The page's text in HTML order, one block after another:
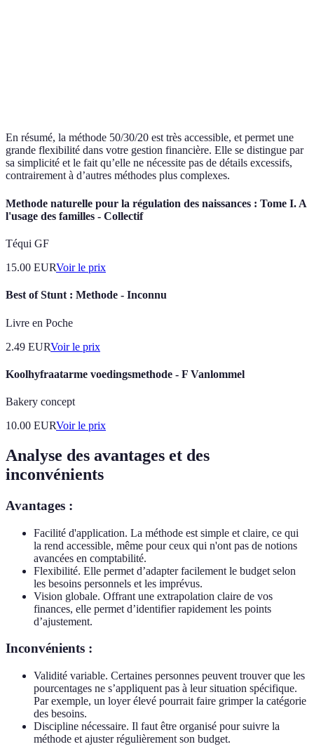
En résumé, la méthode 50/30/20 est très accessible, et permet une
grande flexibilité dans votre gestion financière. Elle se distingue par
sa simplicité et le fait qu’elle ne nécessite pas de détails excessifs,
contrairement à d’autres méthodes plus complexes.
Methode naturelle pour la régulation des naissances : Tome I. A
l'usage des familles - Collectif
Téqui GF
15.00 EURVoir le prix
Best of Stunt : Methode - Inconnu
Livre en Poche
2.49 EURVoir le prix
Koolhyfraatarme voedingsmethode - F Vanlommel
Bakery concept
10.00 EURVoir le prix
Analyse des avantages et des
inconvénients
Avantages :
Facilité d'application. La méthode est simple et claire, ce qui
la rend accessible, même pour ceux qui n'ont pas de notions
avancées en comptabilité.
Flexibilité. Elle permet d’adapter facilement le budget selon
les besoins personnels et les imprévus.
Vision globale. Offrant une extrapolation claire de vos
finances, elle permet d’identifier rapidement les points
d’ajustement.
Inconvénients :
Validité variable. Certaines personnes peuvent trouver que les
pourcentages ne s’appliquent pas à leur situation spécifique.
Par exemple, un loyer élevé pourrait faire grimper la catégorie
des besoins.
Discipline nécessaire. Il faut être organisé pour suivre la
méthode et ajuster régulièrement son budget.